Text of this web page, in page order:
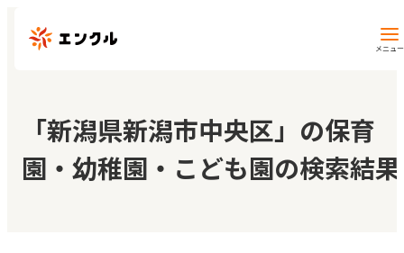
メニュー
保育園・幼稚園を探す
地図から探す
「新潟県新潟市中央区」の保育
園・幼稚園・こども園の検索結果